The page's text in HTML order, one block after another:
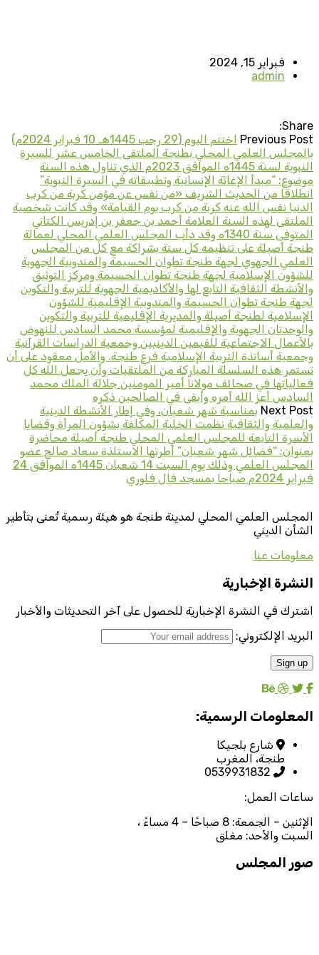
فبراير 15, 2024
admin
Share:
Previous Post
اختتم اليوم (29 رجب 1445هـ 10 فبراير 2024م)
بالمجلس العلمي المحلي بطنجة الملتقى الخامس عشر للسيرة
النبوية لسنة 1445ه الموافق 2023م الذي تناول هذه السنة
موضوع: “مبدأ الإغاثة الإنسانية وتطبيقاته في السيرة النبوية”
انطلاقا من الحديث الشريف «من نفس عن مؤمن كربة من كرب
الدنيا نفس الله عنه كربة من كرب يوم القيامة» وقد كانت شخصية
الملتقى لهذه السنة العلامة أحمد بن جعفر بن إدريس الكتاني
المتوفى سنة 1340ه وقد دأب المجلس العلمي المحلي لعمالة
طنجة أصيلة على تنظيمه كل سنة بشراكة مع كل من المجلس
العلمي الجهوي لجهة طنجة تطوان الحسيمة والمندوبية الجهوية
للشؤون الإسلامية لجهة طنجة تطوان الحسيمة ومركز التوثيق
والأنشطة الثقافية التابع لها والأكاديمية الجهوية للتربية والتكوين
لجهة طنجة تطوان الحسيمة والمندوبية الإقليمية للشؤون
الإسلامية لطنجة أصيلة والمديرية الإقليمية للتربية والتكوين
والوحدتان الجهوية والإقليمية لمؤسسة محمد السادس للنهوض
بالأعمال الاجتماعية للقيمين الدينيين وجمعية الدراسات القرآنية
وجمعية أساتذة التربية الإسلامية فرع طنجة. والأمل معقود على أن
تستمر هذه السلسلة المباركة من الملتقيات وأن يجعل الله كل
فعالياتها في صحائف مولانا أمير المومنين جلالة الملك محمد
السادس أعز الله أمره وأبقى في الصالحين ذكره
Next Post بمناسبة شهر شعبان، وفي إطار الأنشطة الدينية
والعلمية والثقافية نظمت الخلية المكلفة بشؤون المرأة وقضايا
الأسرة التابعة للمجلس العلمي المحلي طنجة أصيلة محاضرة
بعنوان: “فضائل شهر شعبان” أطرتها الاستلذة سعاد صالح عضو
المجلس العلمي وذلك يوم السبت 14 شعبان 1445ه الموافق 24
فبراير 2024م صباحا بمسجد فال فلوري
المجلس العلمي المحلي لمدينة طنجة هو هيئة رسمية تُعنى بتأطير
الشأن الديني
معلومات عنا
النشرة الإخبارية
اشترك في النشرة الإخبارية للحصول على آخر التحديثات والأخبار
البريد الإلكتروني:
المعلومات الرسمية:
شارع بلجيكا
طنجة، المغرب
0539931832
ساعات العمل:
الإثنين – الجمعة: 8 صباحًا – 4 مساءً ،
السبت والأحد: مغلق
صور المجلس